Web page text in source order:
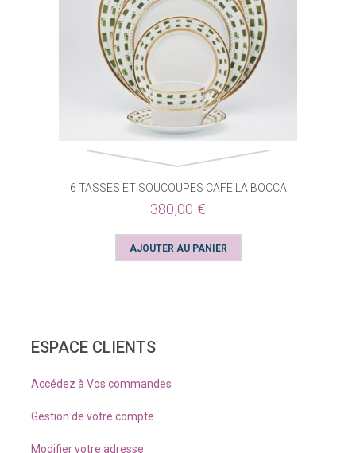
6 TASSES ET SOUCOUPES CAFE LA BOCCA
380,00 €
ESPACE CLIENTS
Accédez à Vos commandes
Gestion de votre compte
Modifier votre adresse